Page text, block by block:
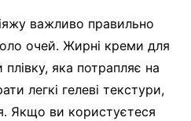
важливо правильно
очей. Жирні креми для
яка потрапляє на
легкі гелеві текстури,
Якщо ви користуєтеся